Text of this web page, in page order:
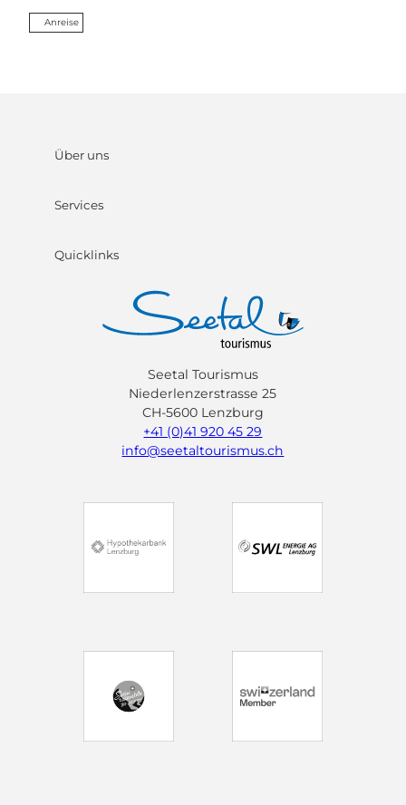
Anreise
Über uns
Services
Quicklinks
Seetal Tourismus
Niederlenzerstrasse 25
CH-5600 Lenzburg
+41 (0)41 920 45 29
info@seetaltourismus.ch